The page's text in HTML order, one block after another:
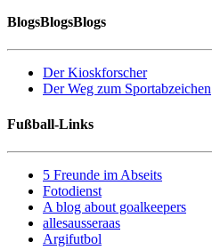
BlogsBlogsBlogs
Der Kioskforscher
Der Weg zum Sportabzeichen
Fußball-Links
5 Freunde im Abseits
Fotodienst
A blog about goalkeepers
allesausseraas
Argifutbol